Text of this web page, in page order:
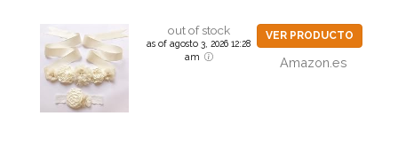
out of stock
as of agosto 3, 2026 12:28
am
VER PRODUCTO
Amazon.es